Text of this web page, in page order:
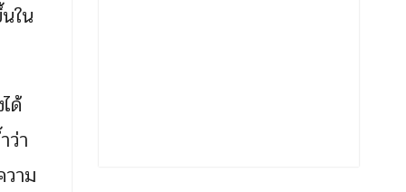
ใน
ด้
ว่า
าม